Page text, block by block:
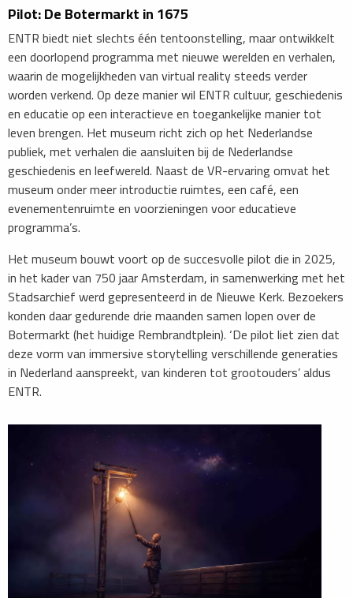
Pilot: De Botermarkt in 1675
ENTR biedt niet slechts één tentoonstelling, maar ontwikkelt
een doorlopend programma met nieuwe werelden en verhalen,
waarin de mogelijkheden van virtual reality steeds verder
worden verkend. Op deze manier wil ENTR cultuur, geschiedenis
en educatie op een interactieve en toegankelijke manier tot
leven brengen. Het museum richt zich op het Nederlandse
publiek, met verhalen die aansluiten bij de Nederlandse
geschiedenis en leefwereld. Naast de VR-ervaring omvat het
museum onder meer introductie ruimtes, een café, een
evenementenruimte en voorzieningen voor educatieve
programma’s.
Het museum bouwt voort op de succesvolle pilot die in 2025,
in het kader van 750 jaar Amsterdam, in samenwerking met het
Stadsarchief werd gepresenteerd in de Nieuwe Kerk. Bezoekers
konden daar gedurende drie maanden samen lopen over de
Botermarkt (het huidige Rembrandtplein). ‘De pilot liet zien dat
deze vorm van immersive storytelling verschillende generaties
in Nederland aanspreekt, van kinderen tot grootouders’ aldus
ENTR.